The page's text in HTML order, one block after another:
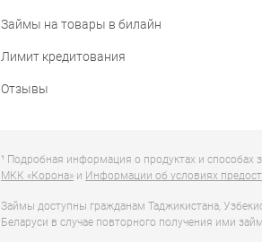
Займы на товары в билайн
Лимит кредитования
Отзывы
¹ Подробная информация о продуктах и способах
МКК «Корона» и Информации об условиях
Займы доступны гражданам Таджикистана,
Беларуси в случае повторного получения ими